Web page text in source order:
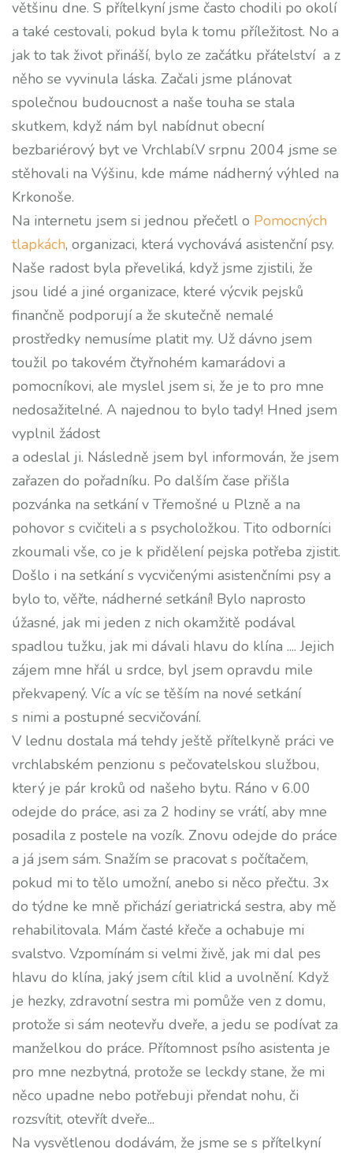
většinu dne. S přítelkyní jsme často chodili po okolí
a také cestovali, pokud byla k tomu příležitost. No a
jak to tak život přináší, bylo ze začátku přátelství a z
něho se vyvinula láska. Začali jsme plánovat
společnou budoucnost a naše touha se stala
skutkem, když nám byl nabídnut obecní
bezbariérový byt ve Vrchlabí.V srpnu 2004 jsme se
stěhovali na Výšinu, kde máme nádherný výhled na
Krkonoše.
Na internetu jsem si jednou přečetl o Pomocných
tlapkách, organizaci, která vychovává asistenční psy.
Naše radost byla převeliká, když jsme zjistili, že
jsou lidé a jiné organizace, které výcvik pejsků
finančně podporují a že skutečně nemalé
prostředky nemusíme platit my. Už dávno jsem
toužil po takovém čtyřnohém kamarádovi a
pomocníkovi, ale myslel jsem si, že je to pro mne
nedosažitelné. A najednou to bylo tady! Hned jsem
vyplnil žádost
a odeslal ji. Následně jsem byl informován, že jsem
zařazen do pořadníku. Po dalším čase přišla
pozvánka na setkání v Třemošné u Plzně a na
pohovor s cvičiteli a s psycholožkou. Tito odborníci
zkoumali vše, co je k přidělení pejska potřeba zjistit.
Došlo i na setkání s vycvičenými asistenčními psy a
bylo to, věřte, nádherné setkání! Bylo naprosto
úžasné, jak mi jeden z nich okamžitě podával
spadlou tužku, jak mi dávali hlavu do klína .... Jejich
zájem mne hřál u srdce, byl jsem opravdu mile
překvapený. Víc a víc se těším na nové setkání
s nimi a postupné secvičování.
V lednu dostala má tehdy ještě přítelkyně práci ve
vrchlabském penzionu s pečovatelskou službou,
který je pár kroků od našeho bytu. Ráno v 6.00
odejde do práce, asi za 2 hodiny se vrátí, aby mne
posadila z postele na vozík. Znovu odejde do práce
a já jsem sám. Snažím se pracovat s počítačem,
pokud mi to tělo umožní, anebo si něco přečtu. 3x
do týdne ke mně přichází geriatrická sestra, aby mě
rehabilitovala. Mám časté křeče a ochabuje mi
svalstvo. Vzpomínám si velmi živě, jak mi dal pes
hlavu do klína, jaký jsem cítil klid a uvolnění. Když
je hezky, zdravotní sestra mi pomůže ven z domu,
protože si sám neotevřu dveře, a jedu se podívat za
manželkou do práce. Přítomnost psího asistenta je
pro mne nezbytná, protože se leckdy stane, že mi
něco upadne nebo potřebuji přendat nohu, či
rozsvítit, otevřít dveře...
Na vysvětlenou dodávám, že jsme se s přítelkyní